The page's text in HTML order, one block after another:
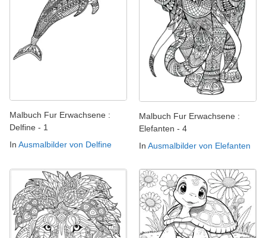
Malbuch Fur Erwachsene :
Delfine - 1
In Ausmalbilder von Delfine
Malbuch Fur Erwachsene :
Elefanten - 4
In Ausmalbilder von Elefanten